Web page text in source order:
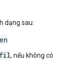
dạng sau:
en
fil, nếu không có